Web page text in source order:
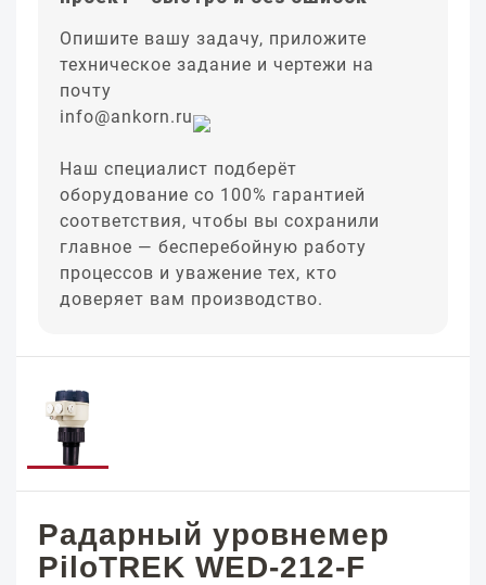
Опишите вашу задачу, приложите
техническое задание и чертежи на
почту
info@ankorn.ru
Наш специалист подберёт
оборудование со 100% гарантией
соответствия, чтобы вы сохранили
главное — бесперебойную работу
процессов и уважение тех, кто
доверяет вам производство.
Радарный уровнемер
PiloTREK WED-212-F